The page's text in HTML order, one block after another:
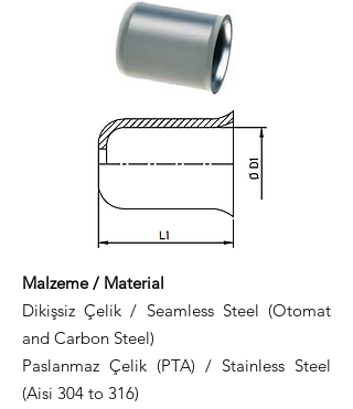
Malzeme / Material
Dikişsiz Çelik / Seamless Steel (Otomat
and Carbon Steel)
Paslanmaz Çelik (PTA) / Stainless Steel
(Aisi 304 to 316)